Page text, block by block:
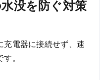
没を防ぐ対策
充電器に接続せず、速
。